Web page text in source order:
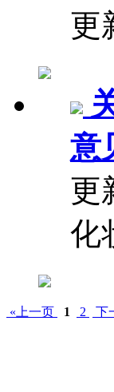
更
意
更
化
«上一页 1 2 下